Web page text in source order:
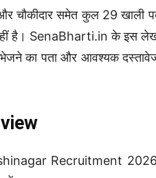
चौकीदार समेत कुल 29 खाली
है। SenaBharti.in के इस लेख
का पता और आवश्यक
Recruitment